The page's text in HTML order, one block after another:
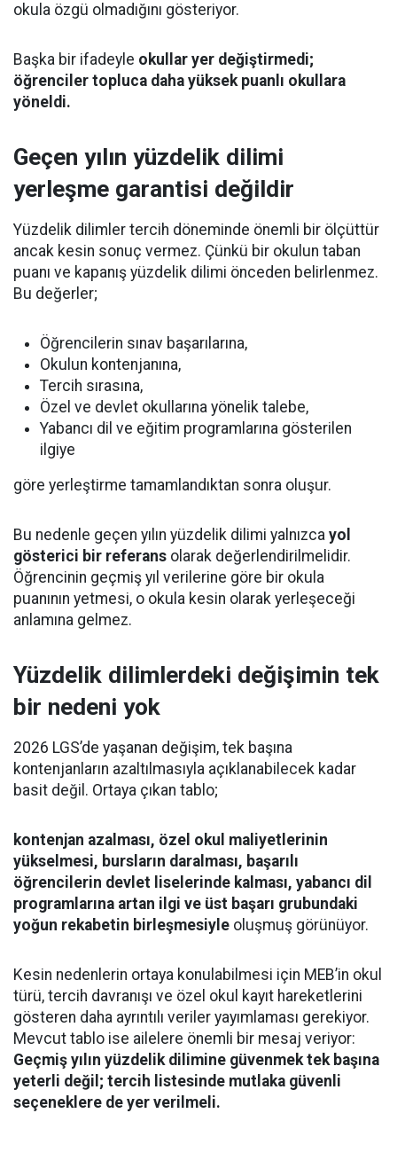
okula özgü olmadığını gösteriyor.
Başka bir ifadeyle okullar yer değiştirmedi;
öğrenciler topluca daha yüksek puanlı okullara
yöneldi.
Geçen yılın yüzdelik dilimi
yerleşme garantisi değildir
Yüzdelik dilimler tercih döneminde önemli bir ölçüttür
ancak kesin sonuç vermez. Çünkü bir okulun taban
puanı ve kapanış yüzdelik dilimi önceden belirlenmez.
Bu değerler;
Öğrencilerin sınav başarılarına,
Okulun kontenjanına,
Tercih sırasına,
Özel ve devlet okullarına yönelik talebe,
Yabancı dil ve eğitim programlarına gösterilen
ilgiye
göre yerleştirme tamamlandıktan sonra oluşur.
Bu nedenle geçen yılın yüzdelik dilimi yalnızca yol
gösterici bir referans olarak değerlendirilmelidir.
Öğrencinin geçmiş yıl verilerine göre bir okula
puanının yetmesi, o okula kesin olarak yerleşeceği
anlamına gelmez.
Yüzdelik dilimlerdeki değişimin tek
bir nedeni yok
2026 LGS’de yaşanan değişim, tek başına
kontenjanların azaltılmasıyla açıklanabilecek kadar
basit değil. Ortaya çıkan tablo;
kontenjan azalması, özel okul maliyetlerinin
yükselmesi, bursların daralması, başarılı
öğrencilerin devlet liselerinde kalması, yabancı dil
programlarına artan ilgi ve üst başarı grubundaki
yoğun rekabetin birleşmesiyle oluşmuş görünüyor.
Kesin nedenlerin ortaya konulabilmesi için MEB’in okul
türü, tercih davranışı ve özel okul kayıt hareketlerini
gösteren daha ayrıntılı veriler yayımlaması gerekiyor.
Mevcut tablo ise ailelere önemli bir mesaj veriyor:
Geçmiş yılın yüzdelik dilimine güvenmek tek başına
yeterli değil; tercih listesinde mutlaka güvenli
seçeneklere de yer verilmeli.